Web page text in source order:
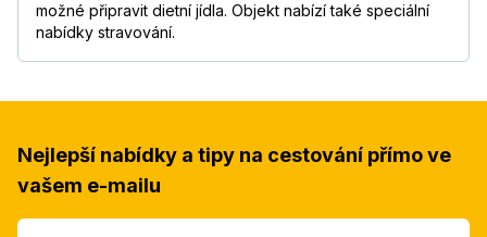
možné připravit dietní jídla. Objekt nabízí také speciální
nabídky stravování.
Nejlepší nabídky a tipy na cestování přímo ve
vašem e-mailu